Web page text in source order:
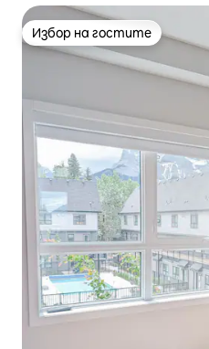
Избор на гостите
Избор на гостите